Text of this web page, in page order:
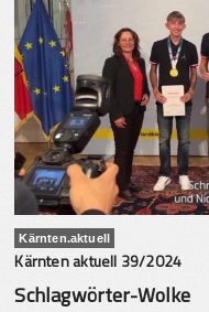
Kärnten.aktuell
Kärnten aktuell 39/2024
Schlagwörter-Wolke